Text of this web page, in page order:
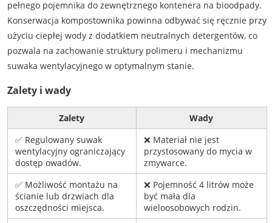
pełnego pojemnika do zewnętrznego kontenera na bioodpady.
Konserwacja kompostownika powinna odbywać się ręcznie przy
użyciu ciepłej wody z dodatkiem neutralnych detergentów, co
pozwala na zachowanie struktury polimeru i mechanizmu
suwaka wentylacyjnego w optymalnym stanie.
Zalety i wady
Zalety
Wady
✅ Regulowany suwak
wentylacyjny ograniczający
dostęp owadów.
❌ Materiał nie jest
przystosowany do mycia w
zmywarce.
✅ Możliwość montażu na
ścianie lub drzwiach dla
oszczędności miejsca.
❌ Pojemność 4 litrów może
być mała dla
wieloosobowych rodzin.